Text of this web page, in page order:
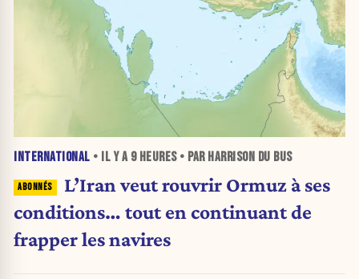
INTERNATIONAL • IL Y A 9 HEURES• PAR HARRISON DU BUS
L’Iran veut rouvrir Ormuz à ses
conditions… tout en continuant de
frapper les navires